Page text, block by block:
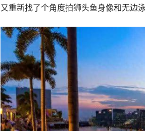
又重新找了个角度拍狮头鱼身像和无边